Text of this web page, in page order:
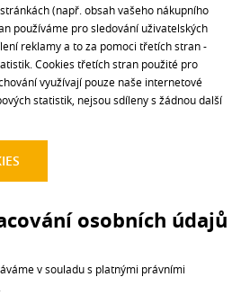
(např. obsah vašeho nákupního
používáme pro sledování uživatelských
reklamy a to za pomoci třetích stran -
Cookies třetích stran použité pro
využívají pouze naše internetové
statistik, nejsou sdíleny s žádnou další
osobních údajů
v souladu s platnými právními